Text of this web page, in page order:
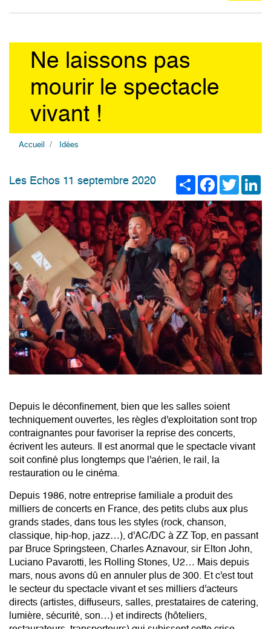
Ne laissons pas
mourir le spectacle
vivant !
Accueil Idées
ShareFacebook
Twitter
Les Echos 11 septembre 2020
Depuis le déconfinement, bien que les salles soient
techniquement ouvertes, les règles d'exploitation sont trop
contraignantes pour favoriser la reprise des concerts,
écrivent les auteurs. Il est anormal que le spectacle vivant
soit confiné plus longtemps que l'aérien, le rail, la
restauration ou le cinéma.
Depuis 1986, notre entreprise familiale a produit des
milliers de concerts en France, des petits clubs aux plus
grands stades, dans tous les styles (rock, chanson,
classique, hip-hop, jazz…), d'AC/DC à ZZ Top, en passant
par Bruce Springsteen, Charles Aznavour, sir Elton John,
Luciano Pavarotti, les Rolling Stones, U2… Mais depuis
mars, nous avons dû en annuler plus de 300. Et c'est tout
le secteur du spectacle vivant et ses milliers d'acteurs
directs (artistes, diffuseurs, salles, prestataires de catering,
lumière, sécurité, son…) et indirects (hôteliers,